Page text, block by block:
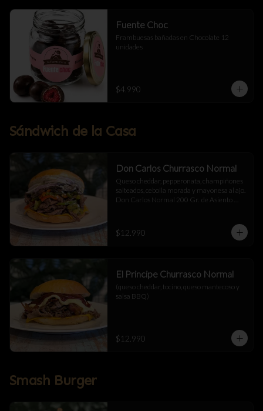
Fuente Choc
Frambuesas bañadas en Chocolate 12
unidades
$4.990
Sándwich de la Casa
Don Carlos Churrasco Normal
Queso cheddar, pepperonata, champiñones
salteados, cebolla morada y mayonesa al ajo.
Don Carlos Normal 200 Gr.  de Asiento
$12.990
El Principe Churrasco Normal
(queso cheddar, tocino, queso mantecoso y
salsa BBQ)
$12.990
Smash Burger